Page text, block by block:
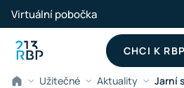
Přeskočit na hlavní obsah
Virtuální pobočka
CHCI K RBP
Užitečné Aktuality Jarní